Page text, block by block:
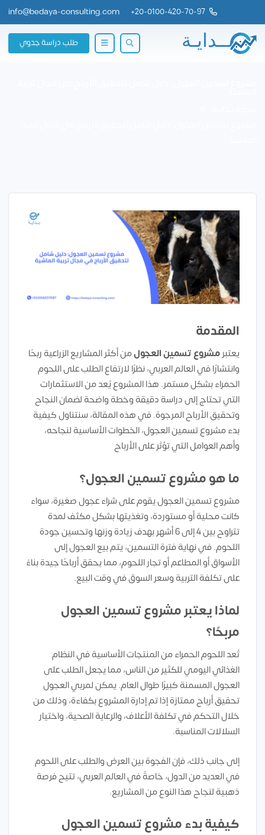
20-0100-420-70-97
+
info@bedaya-consulting.com
طلب دراسة جدوي
المقدمة
يعتبرمشروع تسمين العجولمن أكثر المشاريع الزراعية ربحًا
وانتشارًا في العالم العربي، نظرًا لارتفاع الطلب على اللحوم
الحمراء بشكل مستمر. هذا المشروع يُعد من الاستثمارات
التي تحتاج إلى دراسة دقيقة وخطة واضحة لضمان النجاح
وتحقيق الأرباح المرجوة. في هذه المقالة، سنتناول كيفية
بدء مشروع تسمين العجول، الخطوات الأساسية لنجاحه،
وأهم العوامل التي تؤثر على الأرباح
ما هو مشروع تسمين العجول؟
مشروع تسمين العجول يقوم على شراء عجول صغيرة، سواء
كانت محلية أو مستوردة، وتغذيتها بشكل مكثف لمدة
تتراوح بين 4 إلى 6 أشهر بهدف زيادة وزنها وتحسين جودة
اللحوم. في نهاية فترة التسمين، يتم بيع العجول إلى
الأسواق أو المطاعم أو تجار اللحوم، مما يحقق أرباحًا جيدة بناءً
على تكلفة التربية وسعر السوق في وقت البيع.
لماذا يعتبر مشروع تسمين العجول
مربحًا؟
تُعد اللحوم الحمراء من المنتجات الأساسية في النظام
الغذائي اليومي للكثير من الناس، مما يجعل الطلب على
العجول المسمنة كبيرًا طوال العام. يمكن لمربي العجول
تحقيق أرباح ممتازة إذا تم إدارة المشروع بكفاءة، وذلك من
خلال التحكم في تكلفة الأعلاف، والرعاية الصحية، واختيار
السلالات المناسبة.
إلى جانب ذلك، فإن الفجوة بين العرض والطلب على اللحوم
في العديد من الدول، خاصةً في العالم العربي، تتيح فرصة
ذهبية لنجاح هذا النوع من المشاريع.
كيفية بدء مشروع تسمين العجول